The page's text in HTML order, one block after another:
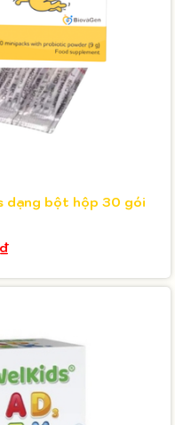
dạng bột hộp 30 gói